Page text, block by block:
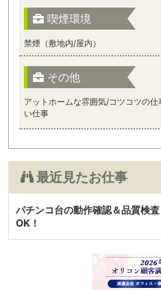
喫煙環境
禁煙（敷地内/屋内）
その他
アットホームな雰囲気/コツコツの
い仕事
最近見たお仕事
パチンコ台の動作確認＆品質検
OK！